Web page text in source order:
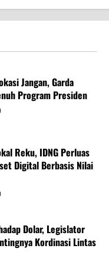
Jangan, Garda
Program Presiden
Reku, IDNG Perluas
Digital Berbasis Nilai
Dolar, Legislator
Kordinasi Lintas